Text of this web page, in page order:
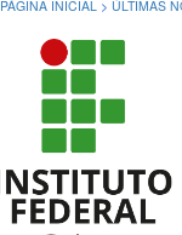
PÁGINA INICIAL > ÚLTIMAS